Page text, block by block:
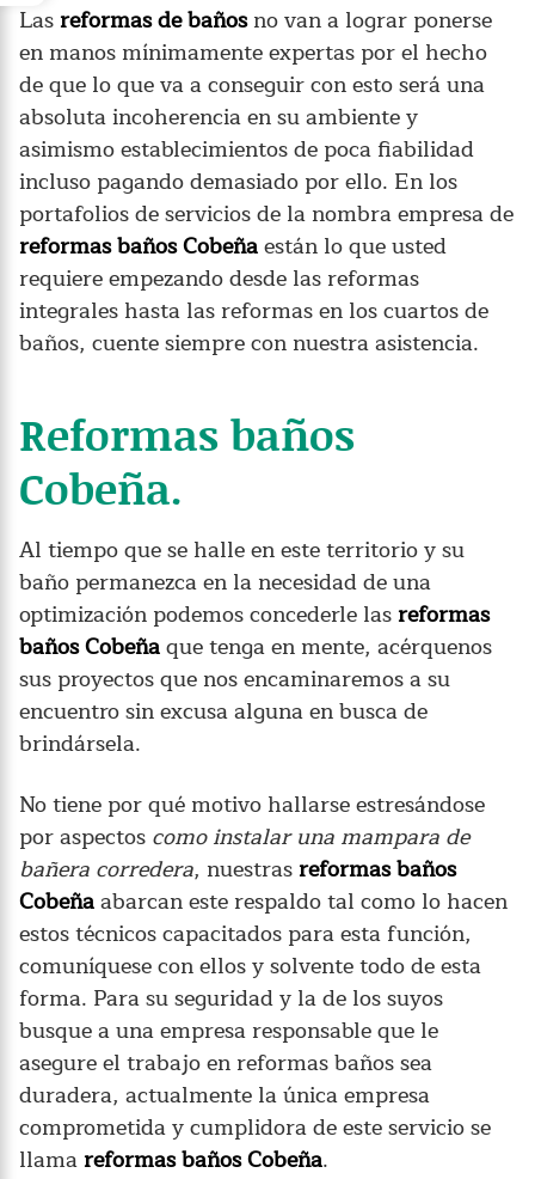
Lasreformas de bañosno van a lograr ponerse
en manos mínimamente expertas por el hecho
de que lo que va a conseguir con esto será una
absoluta incoherencia en su ambiente y
asimismo establecimientos de poca fiabilidad
incluso pagando demasiado por ello. En los
portafolios de servicios de la nombra empresa de
reformas baños Cobeñaestán lo que usted
requiere empezando desde las reformas
integrales hasta las reformas en los cuartos de
baños, cuente siempre con nuestra asistencia.
Reformas baños
Cobeña.
Al tiempo que se halle en este territorio y su
baño permanezca en la necesidad de una
optimización podemos concederle lasreformas
baños Cobeñaque tenga en mente, acérquenos
sus proyectos que nos encaminaremos a su
encuentro sin excusa alguna en busca de
brindársela.
No tiene por qué motivo hallarse estresándose
por aspectos como instalar una mampara de
bañera corredera, nuestrasreformas baños
Cobeñaabarcan este respaldo tal como lo hacen
estos técnicos capacitados para esta función,
comuníquese con ellos y solvente todo de esta
forma. Para su seguridad y la de los suyos
busque a una empresa responsable que le
asegure el trabajo en reformas baños sea
duradera, actualmente la única empresa
comprometida y cumplidora de este servicio se
llamareformas baños Cobeña.